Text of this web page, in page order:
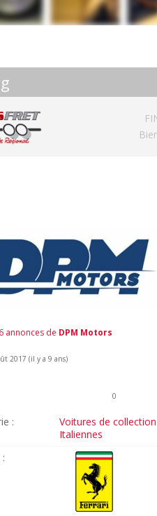
annonces de DPM Motors
2017 (il y a 9 ans)
0
:
Voitures de collection
Italiennes